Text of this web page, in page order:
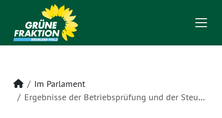
Startseite
Im Parlament
Ergebnisse der Betriebsprüfung und der Steuerfahndung der rheinland-pfälzischen Finanzämter